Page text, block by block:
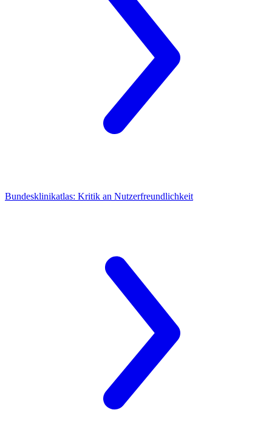
Bundesklinikatlas: Kritik an Nutzerfreundlichkeit